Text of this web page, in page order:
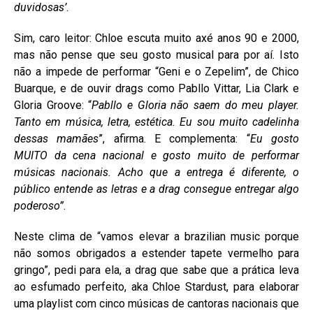
duvidosas’.
Sim, caro leitor: Chloe escuta muito axé anos 90 e 2000,
mas não pense que seu gosto musical para por aí. Isto
não a impede de performar “Geni e o Zepelim”, de Chico
Buarque, e de ouvir drags como Pabllo Vittar, Lia Clark e
Gloria Groove: “Pabllo e Gloria não saem do meu player.
Tanto em música, letra, estética. Eu sou muito cadelinha
dessas mamães”, afirma. E complementa: “Eu gosto
MUITO da cena nacional e gosto muito de performar
músicas nacionais. Acho que a entrega é diferente, o
público entende as letras e a drag consegue entregar algo
poderoso”.
Neste clima de “vamos elevar a brazilian music porque
não somos obrigados a estender tapete vermelho para
gringo”, pedi para ela, a drag que sabe que a prática leva
ao esfumado perfeito, aka Chloe Stardust, para elaborar
uma playlist com cinco músicas de cantoras nacionais que